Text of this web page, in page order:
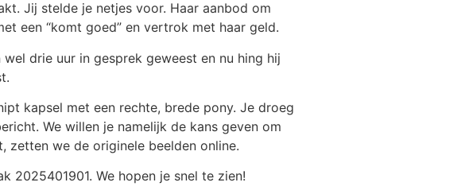
Jij stelde je netjes voor. Haar aanbod om
een “komt goed” en vertrok met haar geld.
drie uur in gesprek geweest en nu hing hij
kapsel met een rechte, brede pony. Je droeg
We willen je namelijk de kans geven om
zetten we de originele beelden online.
2025401901. We hopen je snel te zien!